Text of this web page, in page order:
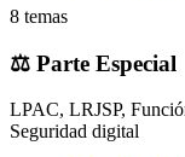
8 temas
⚖️ Parte Especial
LPAC, LRJSP,
Seguridad digital